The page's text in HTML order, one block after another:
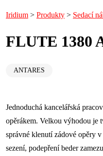
Iridium > Produkty > Sedací
FLUTE 1380
ANTARES
Jednoduchá kancelářská
opěrákem. Velkou výhodou je
správné klenutí zádové opěry
sezení, podepření beder